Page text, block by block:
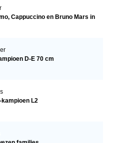
Cappuccino en Bruno Mars in
D-E 70 cm
kampioen L2